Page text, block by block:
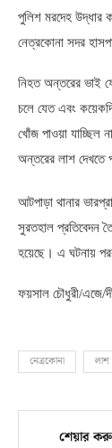
পুলিশ মরদেহ উদ্ধার
নেত্রকোনা সদর
নিহত অন্তরের ভাই
চলে যেত এবং
খোঁজ পাওয়া যাচ্ছিল
অন্তরের লাশ দেখতে
আটপাড়া থানার
সুরতহাল প্রতিবেদন
হয়েছে। এ ঘটনায়
ফয়সাল চৌধুরী/এজে/
নেত্রকোনা লাশ
শেয়ার